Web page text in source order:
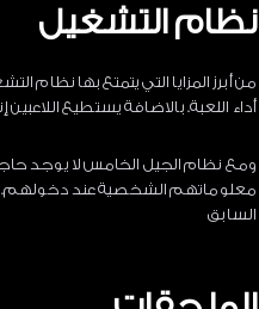
نظام التشغيل
أداء اللعبة. بالاضافة يستطيع
ومع نظام الجيل الخامس لا يوجد
معلوماتهم الشخصية عند دخولهم.
السابق